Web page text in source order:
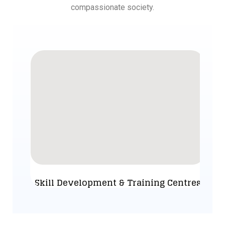
compassionate society.
Skill Development & Training Centres